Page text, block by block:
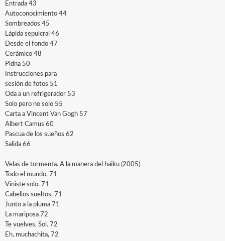
Entrada 43
Autoconocimiento 44
Sombreados 45
Lápida sepulcral 46
Desde el fondo 47
Cerámico 48
Pidna 50
Instrucciones para
sesión de fotos 51
Oda a un refrigerador 53
Solo pero no solo 55
Carta a Vincent Van Gogh 57
Albert Camus 60
Pascua de los sueños 62
Salida 66
Velas de tormenta. A la manera del haiku (2005)
Todo el mundo, 71
Viniste solo. 71
Cabellos sueltos. 71
Junto a la pluma 71
La mariposa 72
Te vuelves, Sol. 72
Eh, muchachita, 72